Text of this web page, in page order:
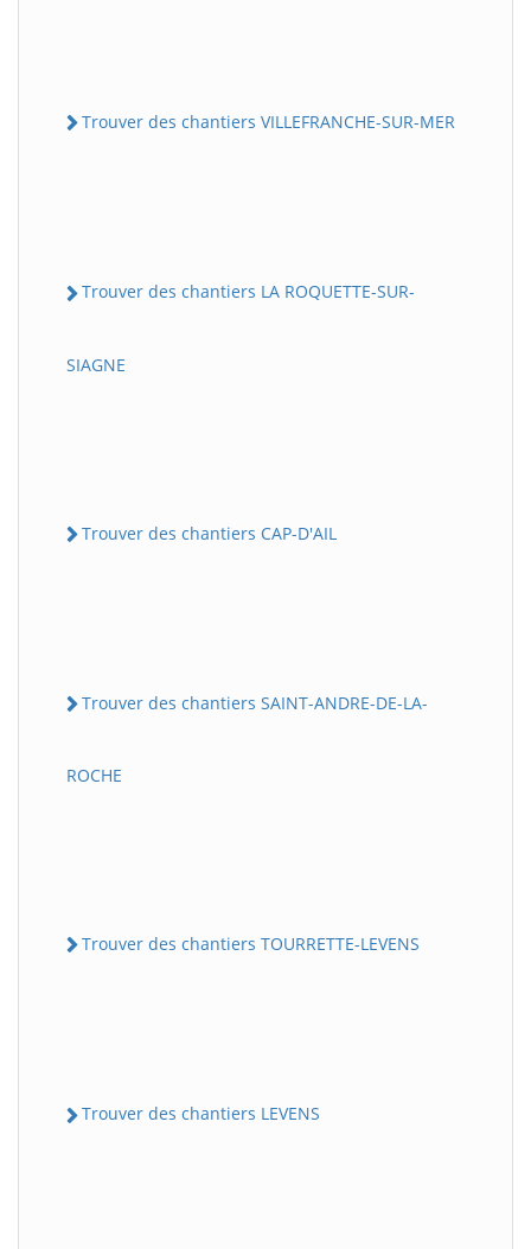
Trouver des chantiers VILLEFRANCHE-SUR-MER
Trouver des chantiers LA ROQUETTE-SUR-
SIAGNE
Trouver des chantiers CAP-D'AIL
Trouver des chantiers SAINT-ANDRE-DE-LA-
ROCHE
Trouver des chantiers TOURRETTE-LEVENS
Trouver des chantiers LEVENS